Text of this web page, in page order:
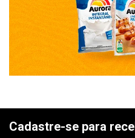
Cadastre-se para